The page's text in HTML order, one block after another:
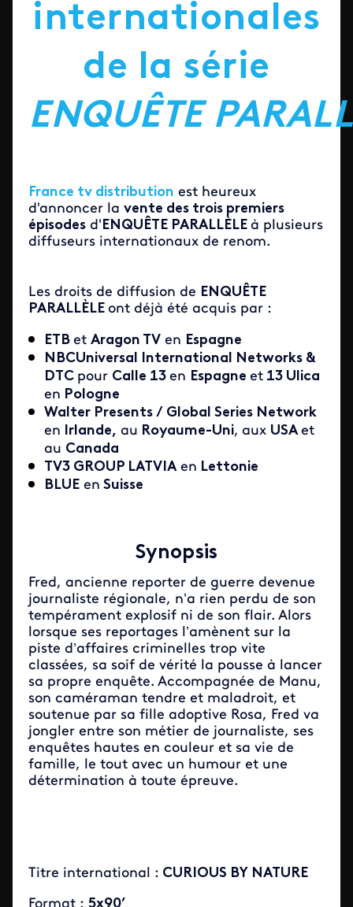
internationales
de la série
ENQUÊTE
France tv distribution est heureux
d'annoncer la vente des trois premiers
épisodes d'ENQUÊTE PARALLÈLE à plusieurs
diffuseurs internationaux de renom.
Les droits de diffusion de ENQUÊTE
PARALLÈLE ont déjà été acquis par :
ETB et Aragon TV en Espagne
NBCUniversal International Networks &
DTC pour Calle 13 en Espagne et 13 Ulica
en Pologne
Walter Presents / Global Series Network
en Irlande, au Royaume-Uni, aux USAet
au Canada
TV3 GROUP LATVIAen Lettonie
BLUE en Suisse
Synopsis
Fred, ancienne reporter de guerre devenue
journaliste régionale, n’a rien perdu de son
tempérament explosif ni de son flair. Alors
lorsque ses reportages l’amènent sur la
piste d’affaires criminelles trop vite
classées, sa soif de vérité la pousse à lancer
sa propre enquête. Accompagnée de Manu,
son caméraman tendre et maladroit, et
soutenue par sa fille adoptive Rosa, Fred va
jongler entre son métier de journaliste, ses
enquêtes hautes en couleur et sa vie de
famille, le tout avec un humour et une
détermination à toute épreuve.
Titre international : CURIOUS BY NATURE